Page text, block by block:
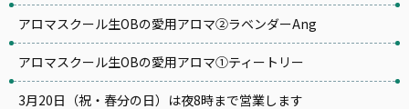
アロマスクール生OBの愛用アロマ②ラベンダーAng
アロマスクール生OBの愛用アロマ①ティートリー
3月20日（祝・春分の日）は夜8時まで営業します